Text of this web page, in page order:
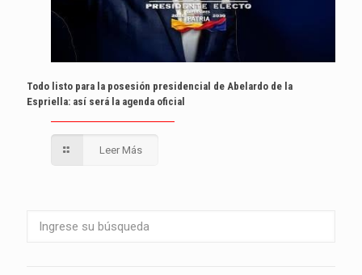
Todo listo para la posesión presidencial de Abelardo de la
Espriella: así será la agenda oficial
Leer Más